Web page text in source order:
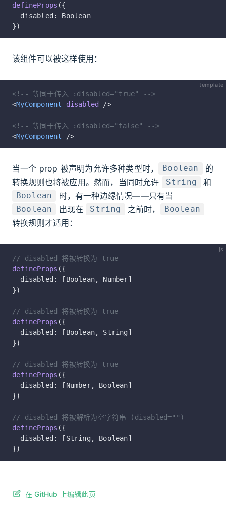
defineProps ({
  disabled: Boolean
})
该组件可以被这样使用：
template
<!-- 等同于传入 :disabled="true" -->
<MyComponent disabled />
<!-- 等同于传入 :disabled="false" -->
<MyComponent />
当一个 prop 被声明为允许多种类型时， Boolean
的
转换规则也将被应用。然而，当同时允许
String 和
Boolean 时，有一种边缘情况——只有当
Boolean 出现在 String 之前时， Boolean
转换规则才适用：
js
// disabled 将被转换为 true
defineProps ({
  disabled: [Boolean, Number]
})
// disabled 将被转换为 true
defineProps ({
  disabled: [Boolean, String]
})
// disabled 将被转换为 true
defineProps ({
  disabled: [Number, Boolean]
})
// disabled 将被解析为空字符串 (disabled="")
defineProps ({
  disabled: [String, Boolean]
})
在 GitHub 上编辑此页